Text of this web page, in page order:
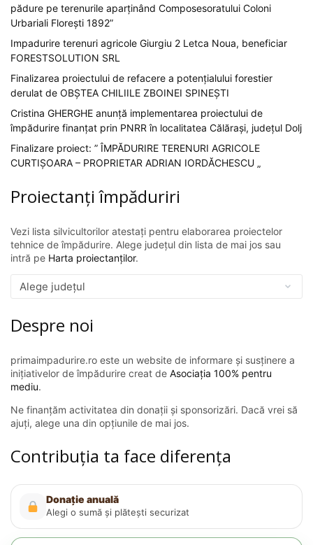
pădure pe terenurile aparținând Composesoratului Coloni
Urbariali Florești 1892”
Impadurire terenuri agricole Giurgiu 2 Letca Noua, beneficiar
FORESTSOLUTION SRL
Finalizarea proiectului de refacere a potențialului forestier
derulat de OBȘTEA CHILIILE ZBOINEI SPINEȘTI
Cristina GHERGHE anunță implementarea proiectului de
împădurire finanțat prin PNRR în localitatea Călărași, județul Dolj
Finalizare proiect: ” ÎMPĂDURIRE TERENURI AGRICOLE
CURTIȘOARA – PROPRIETAR ADRIAN IORDĂCHESCU „
Proiectanți împăduriri
Vezi lista silvicultorilor atestați pentru elaborarea proiectelor
tehnice de împădurire. Alege județul din lista de mai jos sau
intră pe Harta proiectanților.
Despre noi
primaimpadurire.ro este un website de informare și susținere a
inițiativelor de împădurire creat de Asociația 100% pentru
mediu.
Ne finanțăm activitatea din donații și sponsorizări. Dacă vrei să
ajuți, alege una din opțiunile de mai jos.
Contribuția ta face diferența
Donație anuală
Alegi o sumă și plătești securizat